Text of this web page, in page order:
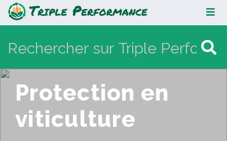
Protection en viticulture
Protection en
viticulture